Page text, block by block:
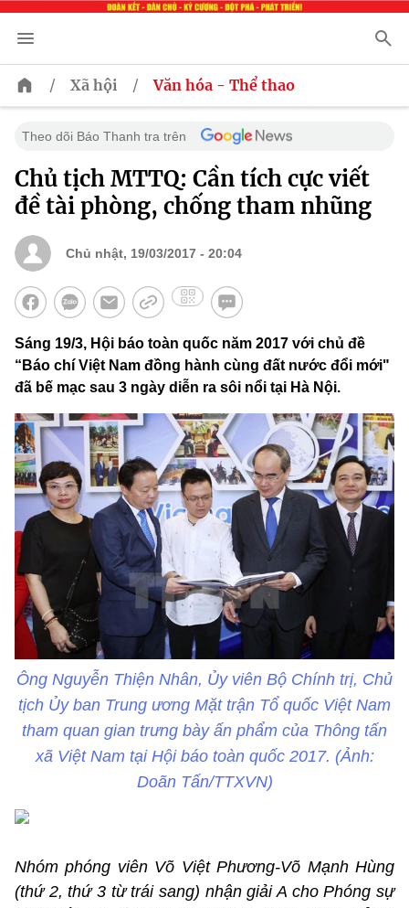
/ Xã hội / Văn hóa - Thể thao
Theo dõi Báo Thanh tra trên
Chủ tịch MTTQ: Cần tích cực viết
đề tài phòng, chống tham nhũng
Chủ nhật, 19/03/2017 - 20:04
Sáng 19/3, Hội báo toàn quốc năm 2017 với chủ đề
“Báo chí Việt Nam đồng hành cùng đất nước đổi mới"
đã bế mạc sau 3 ngày diễn ra sôi nổi tại Hà Nội.
Ông Nguyễn Thiện Nhân, Ủy viên Bộ Chính trị, Chủ
tịch Ủy ban Trung ương Mặt trận Tổ quốc Việt Nam
tham quan gian trưng bày ấn phẩm của Thông tấn
xã Việt Nam tại Hội báo toàn quốc 2017. (Ảnh:
Doãn Tấn/TTXVN)
Nhóm phóng viên Võ Việt Phương-Võ Mạnh Hùng
(thứ 2, thứ 3 từ trái sang) nhận giải A cho Phóng sự